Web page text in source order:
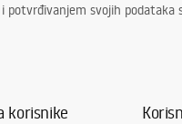
potvrđivanjem svojih
korisnike